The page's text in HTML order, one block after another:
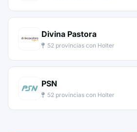
Divina Pastora
52 provincias con Holter
PSN
52 provincias con Holter